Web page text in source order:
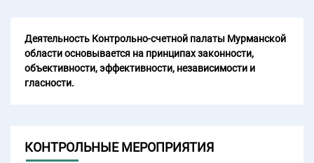
Деятельность Контрольно-счетной палаты Мурманской
области основывается на принципах законности,
объективности, эффективности, независимости и
гласности.
КОНТРОЛЬНЫЕ МЕРОПРИЯТИЯ